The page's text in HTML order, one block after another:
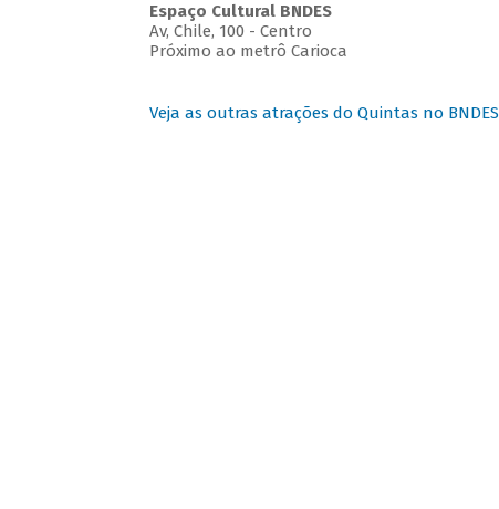
Espaço Cultural BNDES
Av, Chile, 100 - Centro
Próximo ao metrô Carioca
Veja as outras atrações do Quintas no BNDES